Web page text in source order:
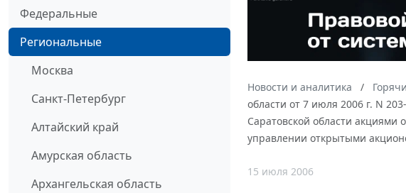
Федеральные
Региональные
Москва
Санкт-Петербург
Алтайский край
Амурская область
Архангельская область
Новости и аналитика
области от 7 июля 2006 г. N
Саратовской области акциями
управлении открытыми
15 июля 2006